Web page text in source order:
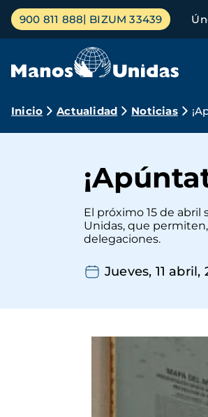
Pasar
contenido
Menú
principal
900 811 888 BIZUM 33439
Ruta
navegación
Inicio Actualidad Noticias
El próximo 15 de
Unidas, que
delegaciones.
Jueves, 11 abril,